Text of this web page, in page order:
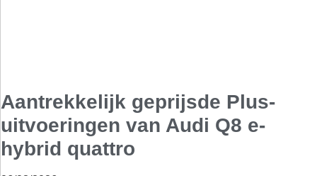
Aantrekkelijk geprijsde Plus-
uitvoeringen van Audi Q8 e-
hybrid quattro